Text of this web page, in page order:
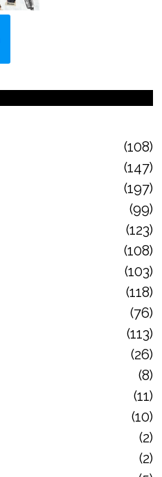
108
147
197
99
123
108
103
118
76
113
26
8
11
10
2
2